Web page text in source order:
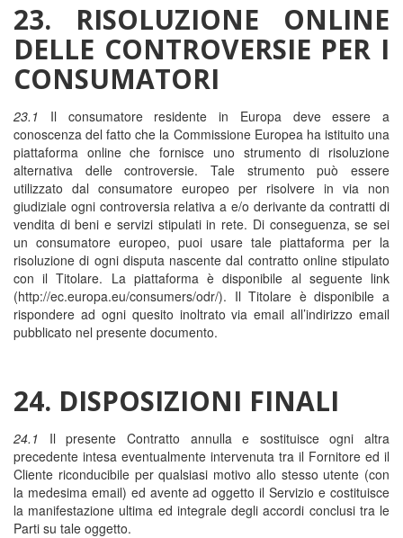
23. RISOLUZIONE ONLINE
DELLE CONTROVERSIE PER I
CONSUMATORI
23.1 Il consumatore residente in Europa deve essere a
conoscenza del fatto che la Commissione Europea ha istituito una
piattaforma online che fornisce uno strumento di risoluzione
alternativa delle controversie. Tale strumento può essere
utilizzato dal consumatore europeo per risolvere in via non
giudiziale ogni controversia relativa a e/o derivante da contratti di
vendita di beni e servizi stipulati in rete. Di conseguenza, se sei
un consumatore europeo, puoi usare tale piattaforma per la
risoluzione di ogni disputa nascente dal contratto online stipulato
con il Titolare. La piattaforma è disponibile al seguente link
(http://ec.europa.eu/consumers/odr/). Il Titolare è disponibile a
rispondere ad ogni quesito inoltrato via email all’indirizzo email
pubblicato nel presente documento.
24. DISPOSIZIONI FINALI
24.1 Il presente Contratto annulla e sostituisce ogni altra
precedente intesa eventualmente intervenuta tra il Fornitore ed il
Cliente riconducibile per qualsiasi motivo allo stesso utente (con
la medesima email) ed avente ad oggetto il Servizio e costituisce
la manifestazione ultima ed integrale degli accordi conclusi tra le
Parti su tale oggetto.